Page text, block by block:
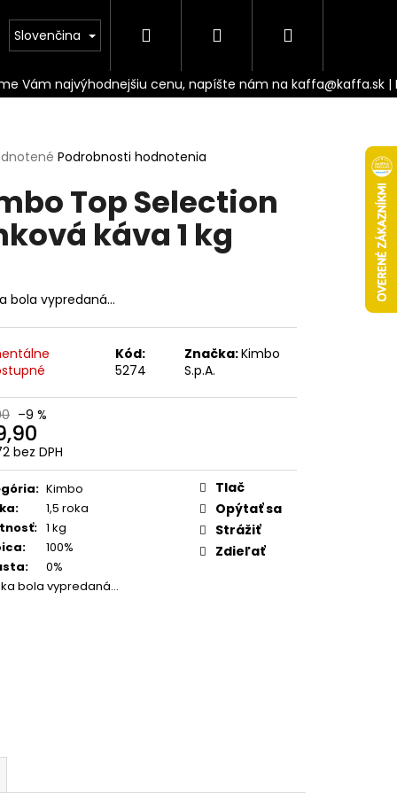
Doprava
Slovenčina Hľadať PrihlásenieNákupný
košík
Podrobnosti hodnotenia
Top Selection
káva 1 kg
bola vypredaná…
Kód:
5274
Značka:Kimbo
S.p.A.
–9 %
bez DPH
: Kimbo
:
1,5 roka
: 1 kg
:
100%
:
0%
bola vypredaná…
Tlač
Opýtať sa
Strážiť
Zdieľať
Nasledujúce
BARISTA DOLCE
KG